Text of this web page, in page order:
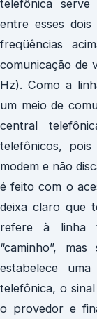
telefônica serve
entre esses
freqüências
comunicação de
Hz). Como a
um meio de
central
telefônicos,
modem e não
é feito com o
deixa claro que
refere à linha
“caminho”,
estabelece
telefônica, o
o provedor e